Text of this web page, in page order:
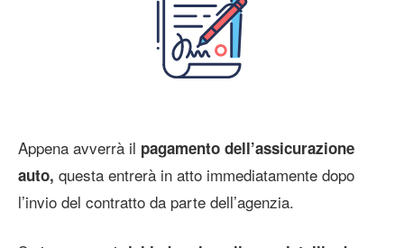
Appena avverrà il pagamento dell’assicurazione
auto, questa entrerà in atto immediatamente dopo
l’invio del contratto da parte dell’agenzia.